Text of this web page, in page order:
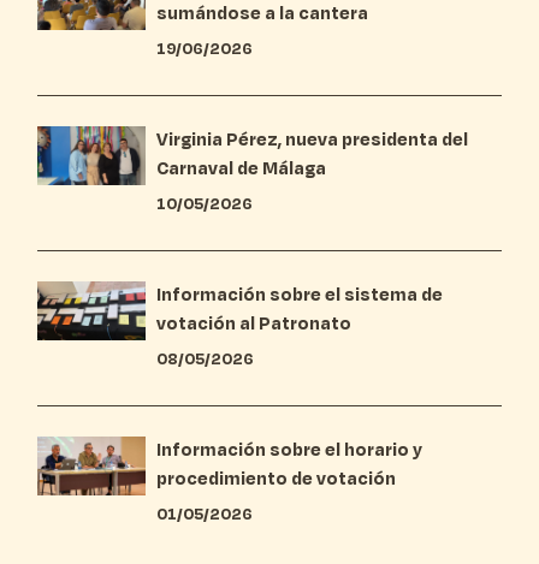
sumándose a la cantera
19/06/2026
Virginia Pérez, nueva presidenta del
Carnaval de Málaga
10/05/2026
Información sobre el sistema de
votación al Patronato
08/05/2026
Información sobre el horario y
procedimiento de votación
01/05/2026